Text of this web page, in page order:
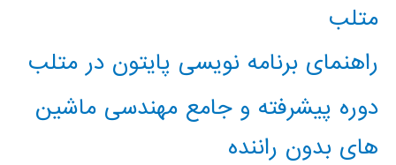
متلب
راهنمای برنامه نویسی پایتون در متلب
دوره پیشرفته و جامع مهندسی ماشین
های بدون راننده